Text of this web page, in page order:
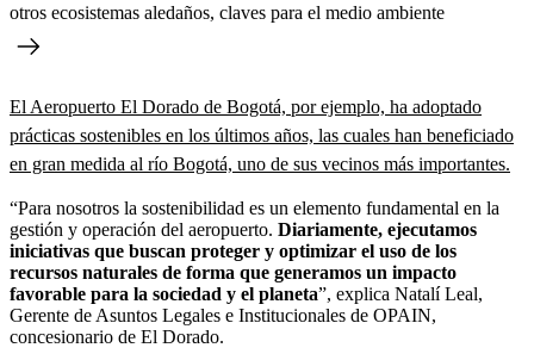
otros ecosistemas aledaños, claves para el medio ambiente
El Aeropuerto El Dorado de Bogotá, por ejemplo, ha adoptado
prácticas sostenibles en los últimos años, las cuales han beneficiado
en gran medida al río Bogotá, uno de sus vecinos más importantes.
“Para nosotros la sostenibilidad es un elemento fundamental en la
gestión y operación del aeropuerto. Diariamente, ejecutamos
iniciativas que buscan proteger y optimizar el uso de los
recursos naturales de forma que generamos un impacto
favorable para la sociedad y el planeta”, explica Natalí Leal,
Gerente de Asuntos Legales e Institucionales de OPAIN,
concesionario de El Dorado.